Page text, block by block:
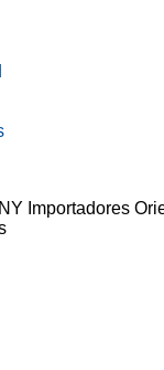
Importadores